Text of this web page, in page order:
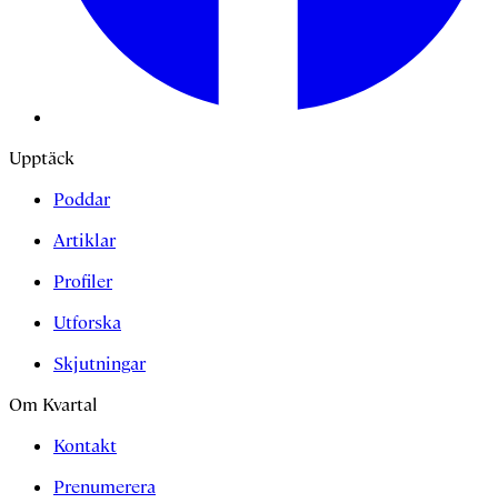
Upptäck
Poddar
Artiklar
Profiler
Utforska
Skjutningar
Om Kvartal
Kontakt
Prenumerera